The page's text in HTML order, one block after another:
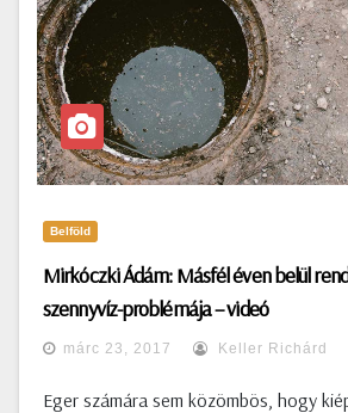
Belföld
Mirkóczki Ádám: Másfél éven belül
szennyvíz-problémája – videó
márc 23, 2017 Keller Richárd
Eger számára sem közömbös, hogy